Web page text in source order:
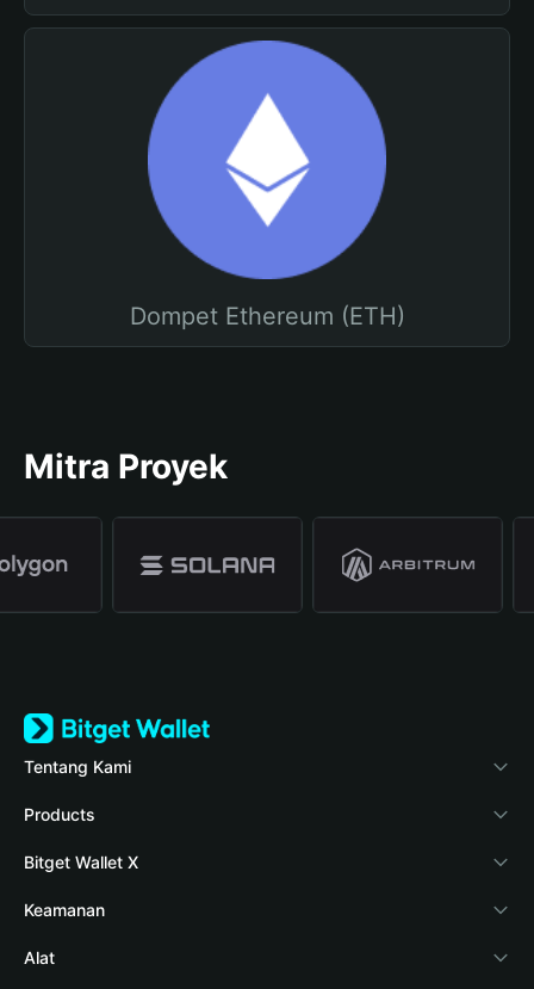
Dompet Ethereum (ETH)
Mitra Proyek
Tentang Kami
Bitget Wallet
Blog
Verifikasi keaslian
Berita kripto
Products
Crypto Card
Stablecoin Earn
Payfi Crypto
Bitget Wallet X
Pengembang
Hubungkan dompet
Keamanan
Dana perlindungan
Alat